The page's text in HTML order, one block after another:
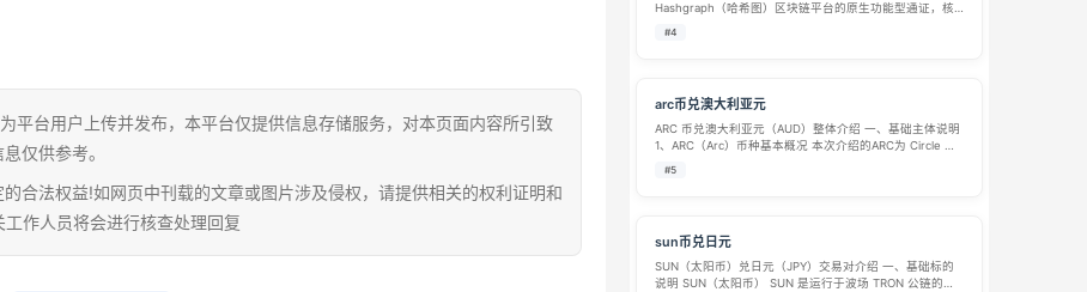
平台用户上传并发布，本平台仅提供信息存储服务，对本页面内容所引致
仅供参考。
合法权益!如网页中刊载的文章或图片涉及侵权，请提供相关的权利证明和
作人员将会进行核查处理回复
Hashgraph（哈希图）区块链平台的原生功能型通证，核
心定位是解决传统区块链 “效率低、成本高、安全性弱” 的
#4
arc币兑澳大利亚元
ARC 币兑澳大利亚元（AUD）整体介绍 一、基础主体说明
1、ARC（Arc）币种基本概况 本次介绍的ARC为 Circle 旗
下 Arc 公链原生治理代币，Arc 定位为面向实体金融的一
#5
sun币兑日元
SUN（太阳币）兑日元（JPY）交易对介绍 一、基础标的
说明 SUN（太阳币） SUN 是运行于波场 TRON 公链的去